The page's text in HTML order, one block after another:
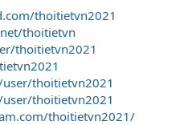
thoitietvn2021
thoitietvn
thoitietvn2021
thoitietvn2021
thoitietvn2021
thoitietvn2021/